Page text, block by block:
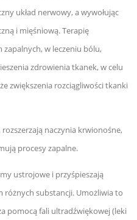
układ nerwowy, a wywołując
i mięśniową. Terapię
w leczeniu bólu,
zdrowienia tkanek, w celu
zwiększenia rozciągliwości tkanki
naczynia krwionośne,
procesy zapalne.
ustrojowe i przyśpieszają
różnych substancji. Umożliwia to
pomocą fali ultradźwiękowej (leki